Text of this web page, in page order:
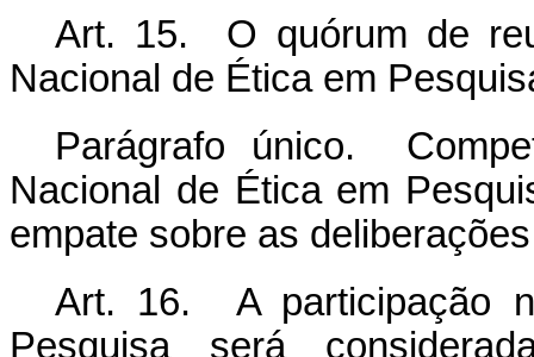
Art. 15. O quórum de
Nacional de Ética em
Parágrafo único.
Nacional de Ética em
empate sobre as
Art. 16. A participação
Pesquisa será